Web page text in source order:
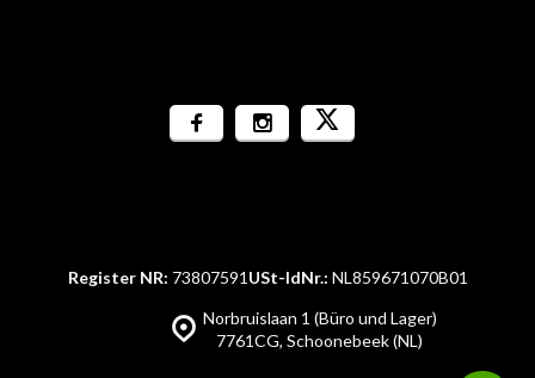
Norbruislaan 1 (Büro und Lager)
7761CG, Schoonebeek (NL)
Register NR: 73807591 USt-IdNr.: NL859671070B01